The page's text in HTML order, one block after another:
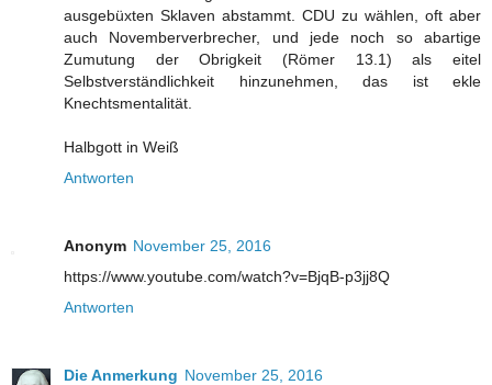
ausgebüxten Sklaven abstammt. CDU zu wählen, oft aber
auch Novemberverbrecher, und jede noch so abartige
Zumutung der Obrigkeit (Römer 13.1) als eitel
Selbstverständlichkeit hinzunehmen, das ist ekle
Knechtsmentalität.
Halbgott in Weiß
Antworten
Anonym November 25, 2016
https://www.youtube.com/watch?v=BjqB-p3jj8Q
Antworten
Die Anmerkung November 25, 2016